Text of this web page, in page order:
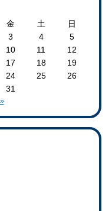
金 土
日
3 4
5
10 11
12
17 18
19
24 25
26
31